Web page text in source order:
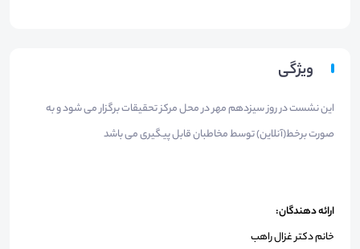
ویژگی
این نشست در روز سیزدهم مهر در محل مرکز تحقیقات برگزار می شود و به
صورت برخط(آنلاین) توسط مخاطبان قابل پیگیری می باشد
ارائه دهندگان:
خانم دکتر غزال راهب